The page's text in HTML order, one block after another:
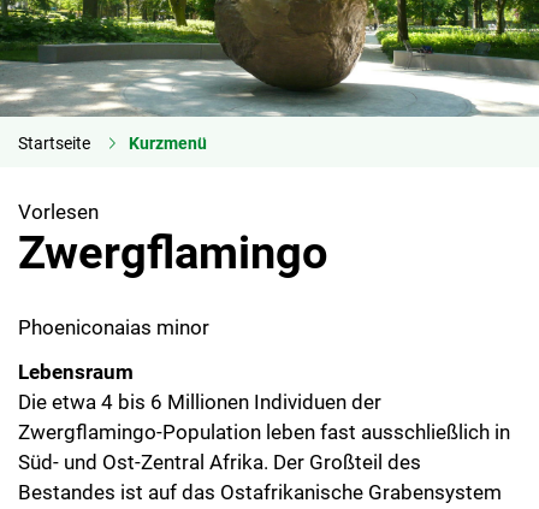
Startseite Kurzmenü
Vorlesen
Zwergflamingo
Phoeniconaias minor
Lebensraum
Die etwa 4 bis 6 Millionen Individuen der
Zwergflamingo-Population leben fast ausschließlich in
Süd- und Ost-Zentral Afrika. Der Großteil des
Bestandes ist auf das Ostafrikanische Grabensystem